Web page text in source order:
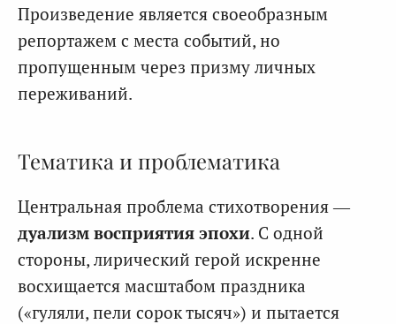
Произведение является своеобразным
репортажем с места событий, но
пропущенным через призму личных
переживаний.
Тематика и проблематика
Центральная проблема стихотворения —
дуализм восприятия эпохи. С одной
стороны, лирический герой искренне
восхищается масштабом праздника
(«гуляли, пели сорок тысяч») и пытается